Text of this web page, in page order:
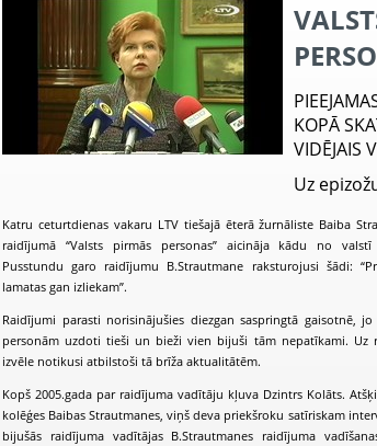
KOPĀ
VIDĒJAIS
Uz
Katru ceturtdienas vakaru LTV tiešajā ēterā žurnāliste Baiba
raidījumā “Valsts pirmās personas” aicināja kādu no valstī
Pusstundu garo raidījumu B.Strautmane raksturojusi šādi:
lamatas gan izliekam”.
Raidījumi parasti norisinājušies diezgan saspringtā gaisotnē,
personām uzdoti tieši un bieži vien bijuši tām nepatīkami. Uz
izvēle notikusi atbilstoši tā brīža aktualitātēm.
Kopš 2005.gada par raidījuma vadītāju kļuva Dzintrs Kolāts.
kolēģes Baibas Strautmanes, viņš deva priekšroku satīriskam
bijušās raidījuma vadītājas B.Strautmanes raidījuma